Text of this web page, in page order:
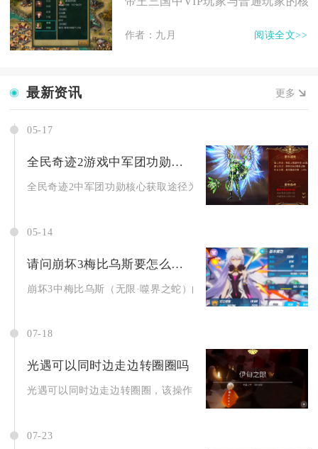
作者：九月 阅读全文>>
最新资讯 更多
05-17
全民奇迹2游戏中军团功勋的获得方法有哪些
全民奇迹2中军团功勋核心获取途径为跨服战区活动、军团专属
05-14
请问崩坏3梅比乌斯要怎么解锁呢
崩坏3中梅比乌斯（无限·噬界之蛇）的解锁分为角色获取与往
07-18
光遇可以同时边走边转圈圈吗
光遇可以同时边走边转圈圈，该操作属于游戏内的动作卡帧技
07-23